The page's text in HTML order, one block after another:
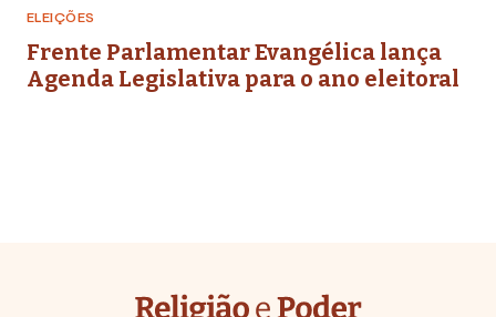
ELEIÇÕES
Frente Parlamentar Evangélica lança
Agenda Legislativa para o ano eleitoral